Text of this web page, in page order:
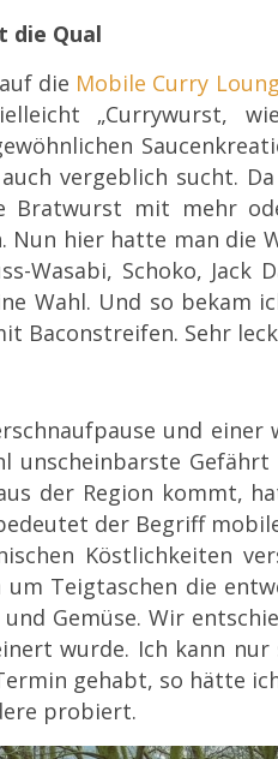
die Qual
die Mobile Curry
„Currywurst,
vergeblich sucht.
Bratwurst mit mehr
Nun hier hatte man die
Wasabi, Schoko,
Wahl. Und so bekam
Baconstreifen. Sehr
und
unscheinbarste
der Region kommt,
der Begriff
Köstlichkeiten
um Teigtaschen die
Gemüse. Wir
wurde. Ich kann
gehabt, so hätte
probiert.